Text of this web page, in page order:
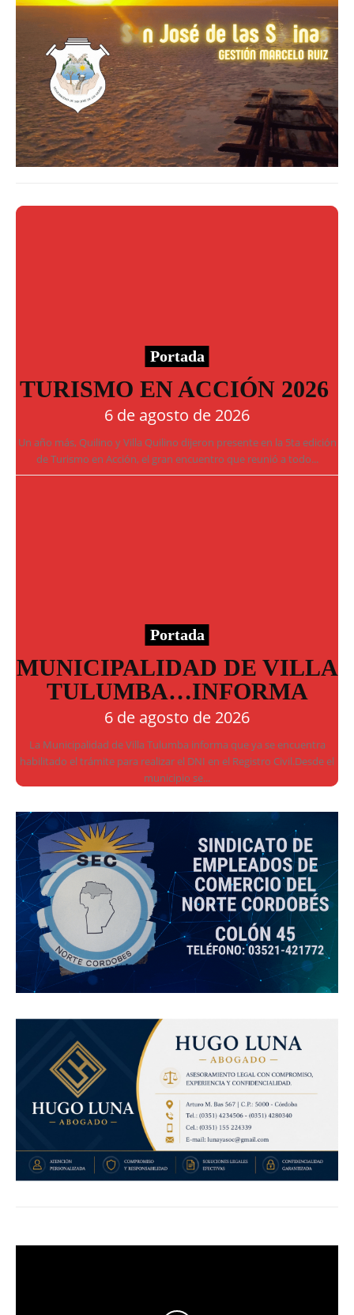
Portada
TURISMO EN ACCIÓN 2026
6 de agosto de 2026
Un año más, Quilino y Villa Quilino dijeron presente en la 5ta edición
de Turismo en Acción, el gran encuentro que reunió a todo...
Portada
MUNICIPALIDAD DE VILLA
TULUMBA…INFORMA
6 de agosto de 2026
La Municipalidad de Villa Tulumba informa que ya se encuentra
habilitado el trámite para realizar el DNI en el Registro Civil.Desde el
municipio se...